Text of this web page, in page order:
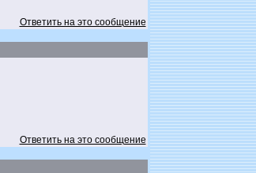
Ответить на это сообщение
Ответить на это сообщение